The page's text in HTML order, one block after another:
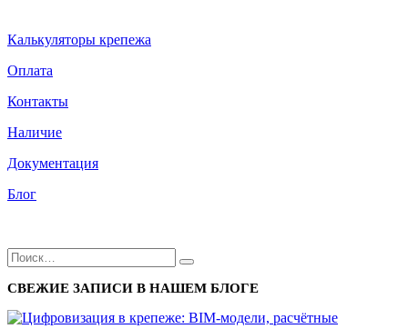
Калькуляторы крепежа
Оплата
Контакты
Наличие
Документация
Блог
СВЕЖИЕ ЗАПИСИ В НАШЕМ БЛОГЕ